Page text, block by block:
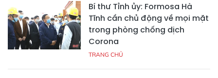
Bí thư Tỉnh ủy: Formosa Hà
Tĩnh cần chủ động về mọi mặt
trong phòng chống dịch
Corona
TRANG CHỦ